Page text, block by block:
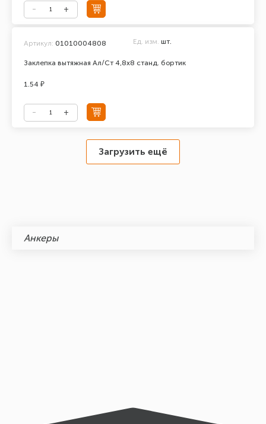
Заклепка вытяжная Ал/Ст 4,8х8 станд. бортик
Артикул: 01010004808 Ед. изм. шт.
1.54 ₽
Загрузить ещё
Анкеры